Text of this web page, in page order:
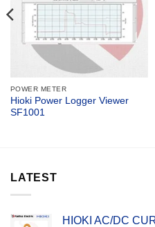
POWER METER
Hioki Power Logger Viewer
SF1001
LATEST
HIOKI AC/DC